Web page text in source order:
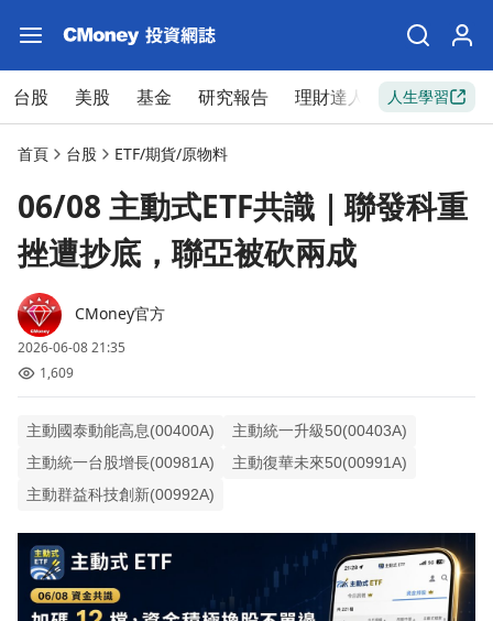
台股 美股 基金 研究報告 理財達人 新手入門
人生學習
首頁 台股 ETF/期貨/原物料
06/08 主動式ETF共識｜聯發科重
挫遭抄底，聯亞被砍兩成
CMoney官方
2026-06-08 21:35
1,609
主動國泰動能高息(00400A)
主動統一升級50(00403A)
主動統一台股增長(00981A)
主動復華未來50(00991A)
主動群益科技創新(00992A)